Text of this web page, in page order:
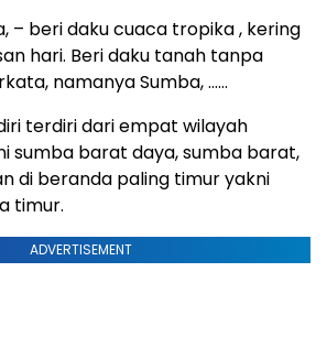
– beri daku cuaca tropika , kering
hari. Beri daku tanah tanpa
namanya Sumba, ……
terdiri dari empat wilayah
sumba barat daya, sumba barat,
di beranda paling timur yakni
timur.
ADVERTISEMENT